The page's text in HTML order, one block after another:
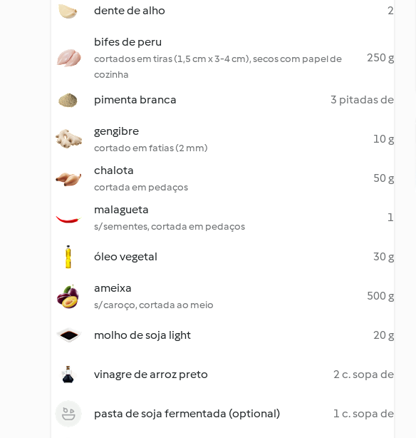
dente de alho 2
bifes de peru
cortados em tiras (1,5 cm x 3-4 cm), secos com papel de
cozinha
250 g
pimenta branca 3 pitadas de
gengibre
cortado em fatias (2 mm)
10 g
chalota
cortada em pedaços
50 g
malagueta
s/ sementes, cortada em pedaços
1
óleo vegetal 30 g
ameixa
s/ caroço, cortada ao meio
500 g
molho de soja light 20 g
vinagre de arroz preto 2 c. sopa de
pasta de soja fermentada (optional) 1 c. sopa de